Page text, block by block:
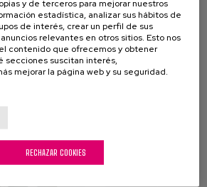
para la vida y
las personas
de las Ciudades queremos
las ciudades se pueden ir
crear espacios más inclusivos
y de terceros para mejorar nuestros
estadística, analizar sus hábitos de
de interés, crear un perfil de sus
relevantes en otros sitios. Esto nos
contenido que ofrecemos y obtener
secciones suscitan interés,
mejorar la página web y su seguridad.
RECHAZAR COOKIES